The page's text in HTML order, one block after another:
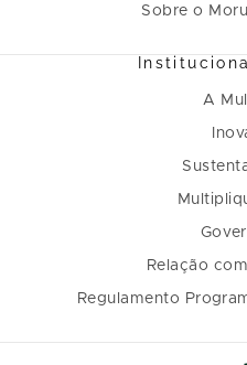
Sobre o
A
Relação
Regulamento